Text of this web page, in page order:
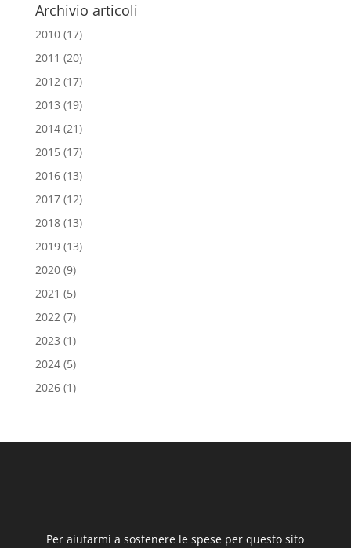
k
Archivio articoli
2010(17)
2011 (20)
2012(17)
2013 (19)
2014(21)
2015(17)
2016(13)
2017(12)
2018(13)
2019(13)
2020(9)
2021 (5)
2022(7)
2023 (1)
2024(5)
2026(1)
Per aiutarmi a sostenere le spese per questo sito